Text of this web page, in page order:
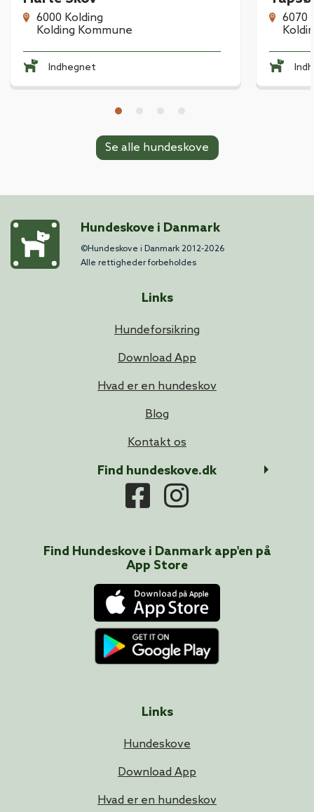
6000 Kolding
Kolding Kommune
Indhegnet
6070
Se alle hundeskove
Hundeskove i Danmark
©Hundeskove i Danmark 2012-2026
Alle rettigheder forbeholdes
Links
Hundeskove
Download App
Hvad er en hundeskov
Links
Hundeforsikring
Download App
Hvad er en hundeskov
Blog
Kontakt os
Find hundeskove.dk
Find Hundeskove i Danmark app'en på
App Store